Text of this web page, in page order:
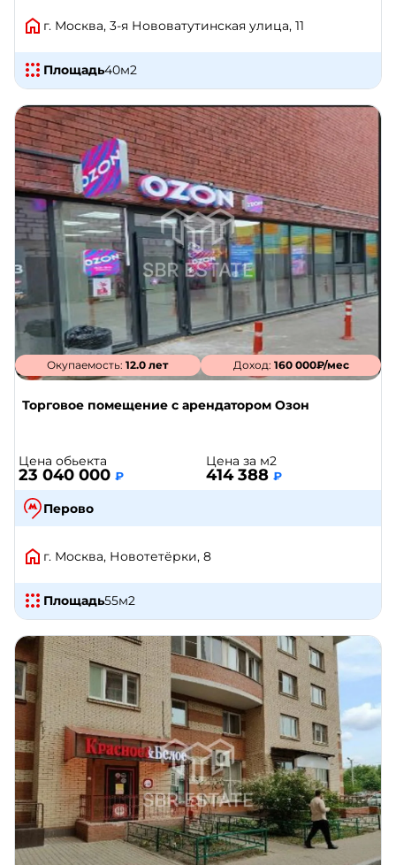
г. Москва, 3-я Нововатутинская улица, 11
Площадь40м2
Окупаемость:12.0 лет Доход: 160 000₽/мес
Торговое помещение с арендатором Озон
Цена обьекта
23 040 000 ₽
Цена за м2
414 388 ₽
Перово
г. Москва, Новотетёрки, 8
Площадь55м2